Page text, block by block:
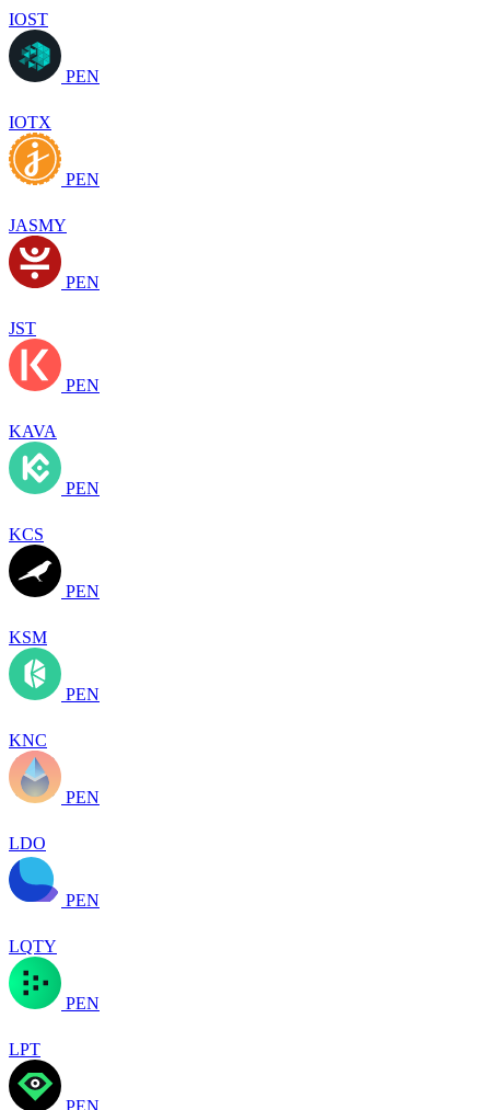
IOST
PEN
IOTX
PEN
JASMY
PEN
JST
PEN
KAVA
PEN
KCS
PEN
KSM
PEN
KNC
PEN
LDO
PEN
LQTY
PEN
LPT
PEN